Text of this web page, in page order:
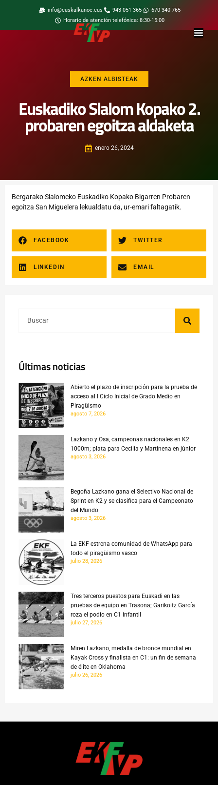
info@euskalkanoe.eus 943 051 365
670 340 765
Horario de atención telefónica: 8:30-15:00
AZKEN ALBISTEAK
Euskadiko Slalom Kopako 2.
probaren egoitza aldaketa
enero 26, 2024
Bergarako Slalomeko Euskadiko Kopako Bigarren Probaren
egoitza San Miguelera lekualdatu da, ur-emari faltagatik.
FACEBOOK TWITTER
LINKEDIN EMAIL
Últimas noticias
Abierto el plazo de inscripción para la prueba de
acceso al I Ciclo Inicial de Grado Medio en
Piragüismo
agosto 7, 2026
Lazkano y Osa, campeonas nacionales en K2
1000m; plata para Cecilia y Martinena en júnior
agosto 3, 2026
Begoña Lazkano gana el Selectivo Nacional de
Sprint en K2 y se clasifica para el Campeonato
del Mundo
agosto 3, 2026
La EKF estrena comunidad de WhatsApp para
todo el piragüismo vasco
julio 28, 2026
Tres terceros puestos para Euskadi en las
pruebas de equipo en Trasona; Garikoitz García
roza el podio en C1 infantil
julio 27, 2026
Miren Lazkano, medalla de bronce mundial en
Kayak Cross y finalista en C1: un fin de semana
de élite en Oklahoma
julio 26, 2026